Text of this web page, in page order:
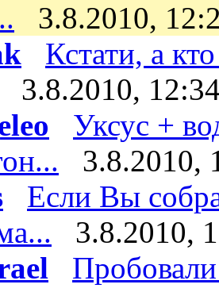
3.8.2010,
Кстати, а
3.8.2010,
Уксус +
3.8.2010,
Если Вы
3.8.2010,